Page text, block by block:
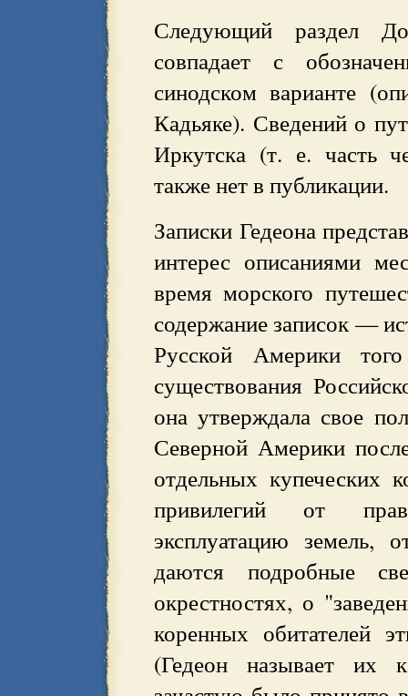
Следующий раздел
совпадает с
синодском варианте
Кадьяке). Сведений о
Иркутска (т. е. часть
также нет в публикации.
Записки Гедеона
интерес описаниями
время морского
содержание записок —
Русской Америки
существования
она утверждала свое
Северной Америки
отдельных купеческих
привилегий от
эксплуатацию земель,
даются подробные
окрестностях, о
коренных обитателей
(Гедеон называет их